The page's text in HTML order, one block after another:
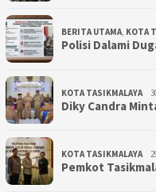
BERITA UTAMA KOTA
Polisi Dalami
KOTA TASIKMALAYA
Diky Candra
KOTA TASIKMALAYA
Pemkot